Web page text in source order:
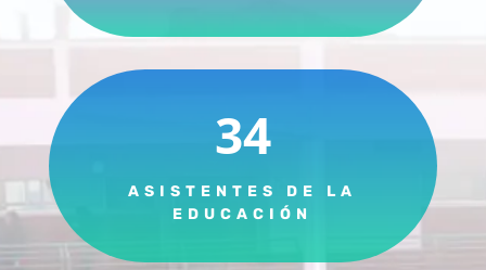
34
ASISTENTES DE LA
EDUCACIÓN